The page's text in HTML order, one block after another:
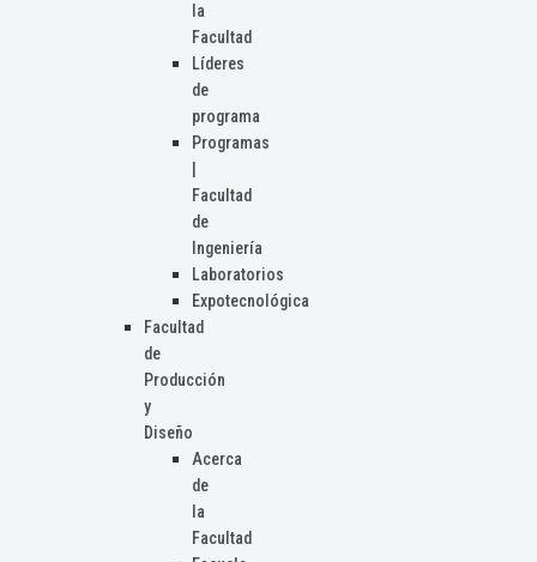
la
Facultad
Líderes
de
programa
Programas
Facultad
de
Ingeniería
Laboratorios
Expotecnológica
Facultad
de
Producción
y
Diseño
Acerca
de
la
Facultad